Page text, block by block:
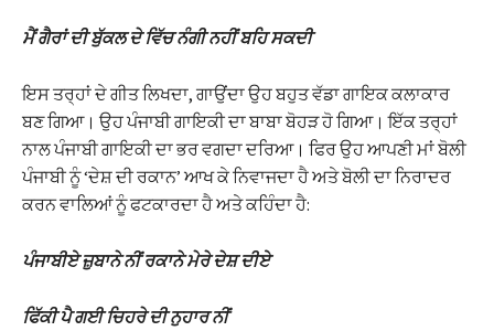
ਮੈਂ ਗੈਰਾਂ ਦੀ ਬੁੱਕਲ ਦੇ ਵਿੱਚ ਨੰਗੀ ਨਹੀਂ ਬਹਿ ਸਕਦੀ
ਇਸ ਤਰ੍ਹਾਂ ਦੇ ਗੀਤ ਲਿਖਦਾ, ਗਾਉਂਦਾ ਉਹ ਬਹੁਤ ਵੱਡਾ ਗਾਇਕ ਕਲਾਕਾਰ
ਬਣ ਗਿਆ। ਉਹ ਪੰਜਾਬੀ ਗਾਇਕੀ ਦਾ ਬਾਬਾ ਬੋਹੜ ਹੋ ਗਿਆ। ਇੱਕ ਤਰ੍ਹਾਂ
ਨਾਲ ਪੰਜਾਬੀ ਗਾਇਕੀ ਦਾ ਭਰ ਵਗਦਾ ਦਰਿਆ। ਫਿਰ ਉਹ ਆਪਣੀ ਮਾਂ ਬੋਲੀ
ਪੰਜਾਬੀ ਨੂੰ ‘ਦੇਸ਼ ਦੀ ਰਕਾਨ’ ਆਖ ਕੇ ਨਿਵਾਜਦਾ ਹੈ ਅਤੇ ਬੋਲੀ ਦਾ ਨਿਰਾਦਰ
ਕਰਨ ਵਾਲਿਆਂ ਨੂੰ ਫਟਕਾਰਦਾ ਹੈ ਅਤੇ ਕਹਿੰਦਾ ਹੈ:
ਪੰਜਾਬੀਏ ਜ਼ੁਬਾਨੇ ਨੀਂ ਰਕਾਨੇ ਮੇਰੇ ਦੇਸ਼ ਦੀਏ
ਫਿੱਕੀ ਪੈ ਗਈ ਚਿਹਰੇ ਦੀ ਨੁਹਾਰ ਨੀਂ